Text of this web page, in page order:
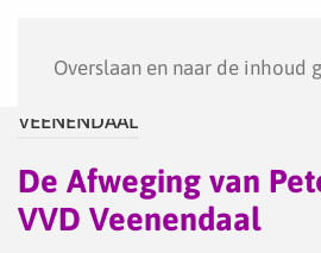
Overslaan en naar de inhoud
VEENENDAAL
De Afweging van
VVD Veenendaal